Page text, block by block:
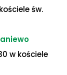
św.
w kościele